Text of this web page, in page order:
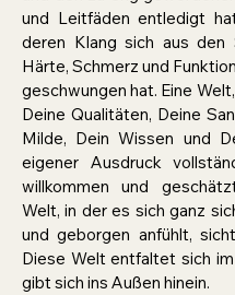
und Leitfäden entledigt
deren Klang sich aus den
Härte, Schmerz und
geschwungen hat. Eine
Deine Qualitäten, Deine
Milde, Dein Wissen und
eigener Ausdruck
willkommen und
Welt, in der es sich ganz
und geborgen anfühlt,
Diese Welt entfaltet sich
gibt sich ins Außen hinein.